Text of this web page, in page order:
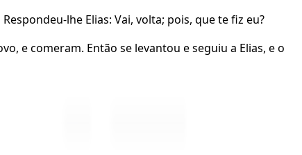
lhe Elias: Vai, volta; pois, que te fiz eu?
e comeram. Então se levantou e seguiu a Elias, e o